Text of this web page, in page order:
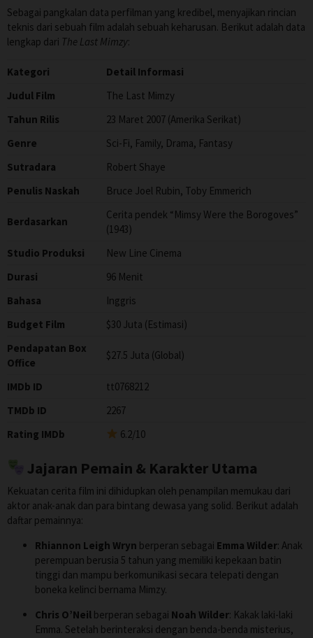
Sebagai pangkalan data perfilman yang kredibel, menyajikan rincian
teknis dari sebuah film adalah sebuah keharusan. Berikut adalah data
lengkap dari The Last Mimzy:
Kategori
Detail Informasi
Judul Film
The Last Mimzy
Tahun Rilis
23 Maret 2007 (Amerika Serikat)
Genre
Sci-Fi, Family, Drama, Fantasy
Sutradara
Robert Shaye
Penulis Naskah
Bruce Joel Rubin, Toby Emmerich
Berdasarkan
Cerita pendek “Mimsy Were the Borogoves”
(1943)
Studio Produksi
New Line Cinema
Durasi
96 Menit
Bahasa
Inggris
Budget Film
$30 Juta (Estimasi)
Pendapatan Box
Office
$27.5 Juta (Global)
IMDb ID
tt0768212
TMDb ID
2267
Rating IMDb
6.2/10
Jajaran Pemain & Karakter Utama
Kekuatan cerita film ini dihidupkan oleh penampilan memukau dari
aktor anak-anak dan para bintang dewasa yang solid. Berikut adalah
daftar pemainnya:
Rhiannon Leigh Wryn berperan sebagai Emma Wilder: Anak
perempuan berusia 5 tahun yang memiliki kepekaan batin
tinggi dan mampu berkomunikasi secara telepati dengan
boneka kelinci bernama Mimzy.
Chris O’Neil berperan sebagai Noah Wilder: Kakak laki-laki
Emma. Setelah berinteraksi dengan benda-benda misterius,